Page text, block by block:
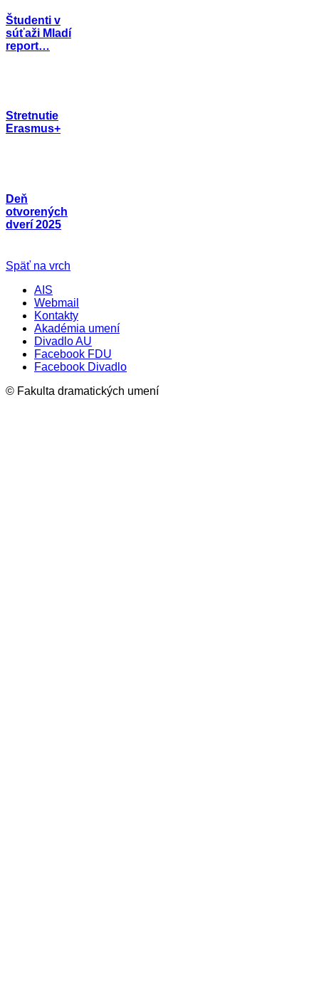
Študenti v
súťaži Mladí
report…
Stretnutie
Erasmus+
Deň
otvorených
dverí 2025
Späť na vrch
AIS
Webmail
Kontakty
Akadémia umení
Divadlo AU
Facebook FDU
Facebook Divadlo
© Fakulta dramatických umení